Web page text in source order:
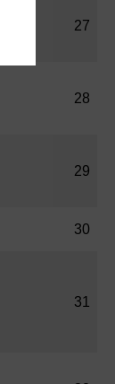
27
28
29
30
31